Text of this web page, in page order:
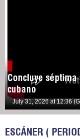
Concluye
cubano
July 31, 2026 at 12:36
ESCÁNER (